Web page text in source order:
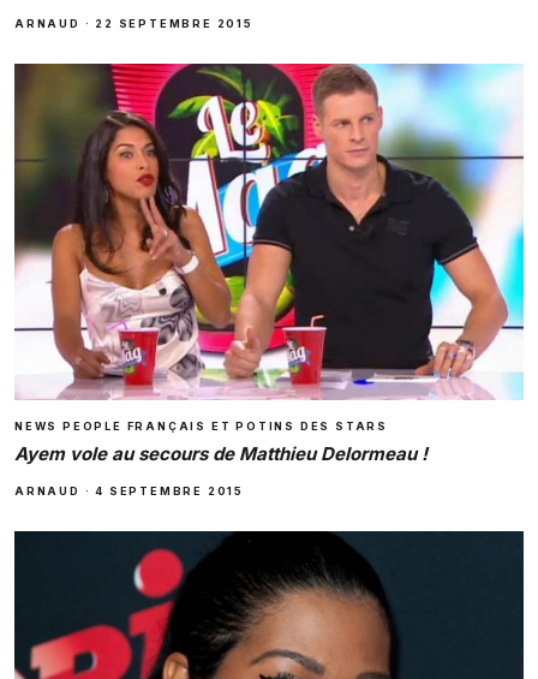
ARNAUD · 22 SEPTEMBRE 2015
NEWS PEOPLE FRANÇAIS ET POTINS DES STARS
Ayem vole au secours de Matthieu Delormeau !
ARNAUD ·4 SEPTEMBRE 2015